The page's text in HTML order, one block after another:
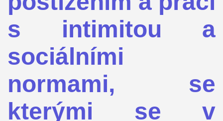
s intimitou a
sociálními
normami, se
kterými se v